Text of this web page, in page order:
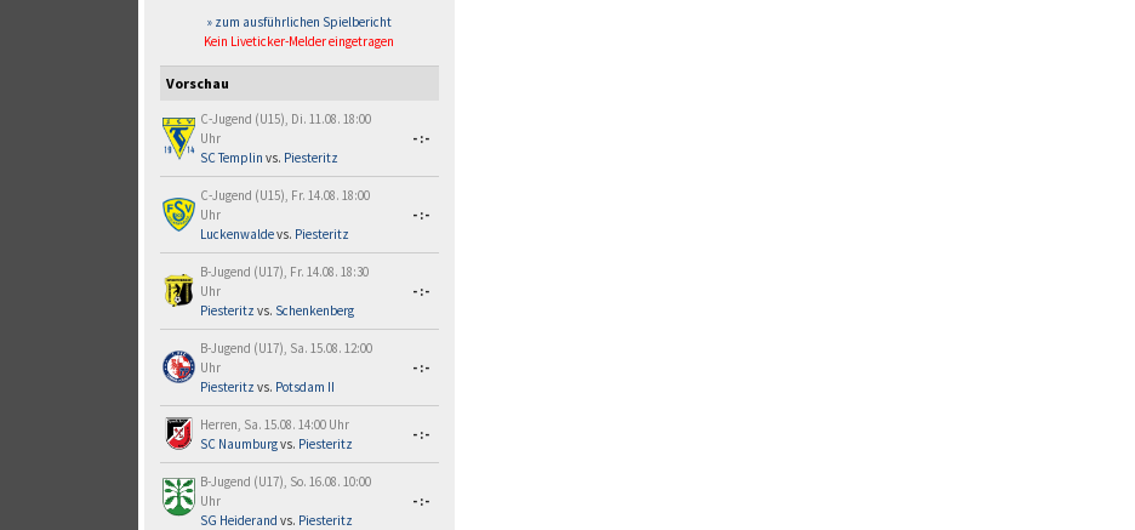
» zum ausführlichen Spielbericht
Kein Liveticker-Melder eingetragen
Vorschau
C-Jugend (U15), Di. 11.08. 18:00
Uhr
SC Templin vs. Piesteritz
-:-
C-Jugend (U15), Fr. 14.08. 18:00
Uhr
Luckenwaldevs. Piesteritz
-:-
B-Jugend (U17), Fr. 14.08. 18:30
Uhr
Piesteritz vs. Schenkenberg
-:-
B-Jugend (U17), Sa. 15.08. 12:00
Uhr
Piesteritz vs. Potsdam II
-:-
Herren, Sa. 15.08. 14:00 Uhr
SC Naumburgvs. Piesteritz
-:-
B-Jugend (U17), So. 16.08. 10:00
Uhr
SG Heiderand vs. Piesteritz
-:-